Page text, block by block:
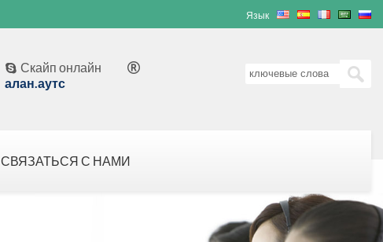
Язык
 Скайп онлайн
алан.аутс

СВЯЗАТЬСЯ С НАМИ